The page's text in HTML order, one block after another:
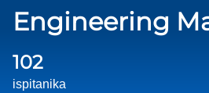
Engineering
102
ispitanika